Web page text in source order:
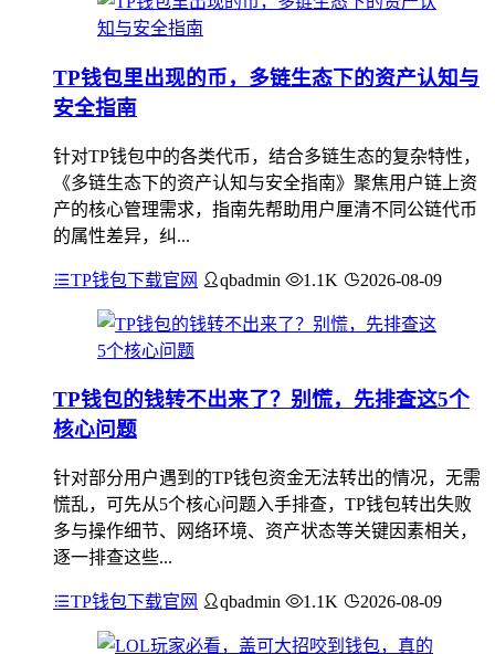
TP钱包里出现的币，多链生态下的资产认知与
安全指南
针对TP钱包中的各类代币，结合多链生态的复杂特性，
《多链生态下的资产认知与安全指南》聚焦用户链上资
产的核心管理需求，指南先帮助用户厘清不同公链代币
的属性差异，纠...
TP钱包下载官网 qbadmin 1.1K 2026-08-09
TP钱包的钱转不出来了？别慌，先排查这5个
核心问题
针对部分用户遇到的TP钱包资金无法转出的情况，无需
慌乱，可先从5个核心问题入手排查，TP钱包转出失败
多与操作细节、网络环境、资产状态等关键因素相关，
逐一排查这些...
TP钱包下载官网 qbadmin 1.1K 2026-08-09